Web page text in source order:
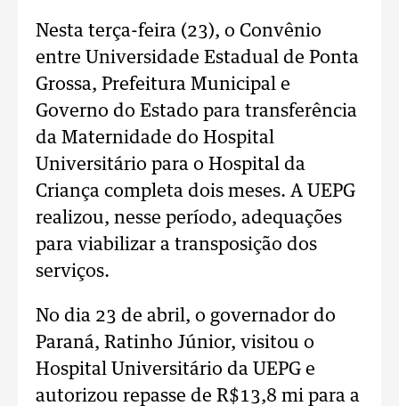
Nesta terça-feira (23), o Convênio
entre Universidade Estadual de Ponta
Grossa, Prefeitura Municipal e
Governo do Estado para transferência
da Maternidade do Hospital
Universitário para o Hospital da
Criança completa dois meses. A UEPG
realizou, nesse período, adequações
para viabilizar a transposição dos
serviços.
No dia 23 de abril, o governador do
Paraná, Ratinho Júnior, visitou o
Hospital Universitário da UEPG e
autorizou repasse de R$13,8 mi para a